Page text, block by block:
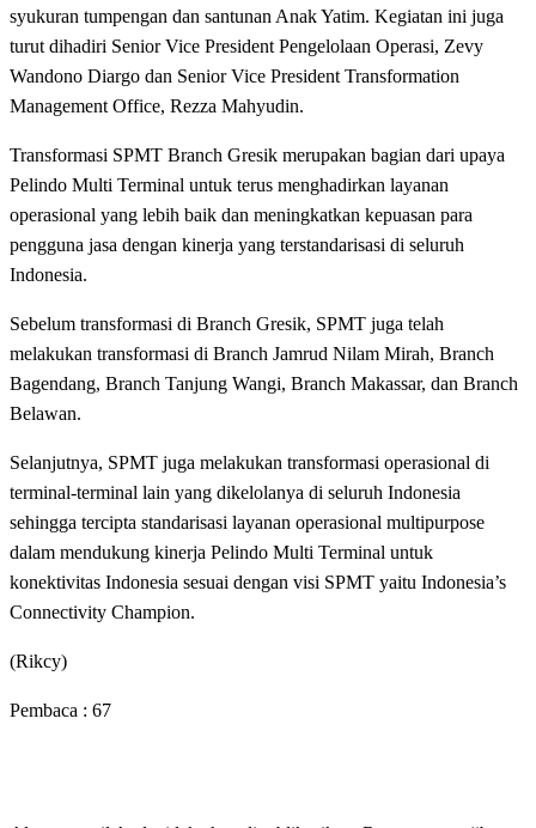
syukuran tumpengan dan santunan Anak Yatim. Kegiatan ini juga
turut dihadiri Senior Vice President Pengelolaan Operasi, Zevy
Wandono Diargo dan Senior Vice President Transformation
Management Office, Rezza Mahyudin.
Transformasi SPMT Branch Gresik merupakan bagian dari upaya
Pelindo Multi Terminal untuk terus menghadirkan layanan
operasional yang lebih baik dan meningkatkan kepuasan para
pengguna jasa dengan kinerja yang terstandarisasi di seluruh
Indonesia.
Sebelum transformasi di Branch Gresik, SPMT juga telah
melakukan transformasi di Branch Jamrud Nilam Mirah, Branch
Bagendang, Branch Tanjung Wangi, Branch Makassar, dan Branch
Belawan.
Selanjutnya, SPMT juga melakukan transformasi operasional di
terminal-terminal lain yang dikelolanya di seluruh Indonesia
sehingga tercipta standarisasi layanan operasional multipurpose
dalam mendukung kinerja Pelindo Multi Terminal untuk
konektivitas Indonesia sesuai dengan visi SPMT yaitu Indonesia’s
Connectivity Champion.
(Rikcy)
Pembaca : 67